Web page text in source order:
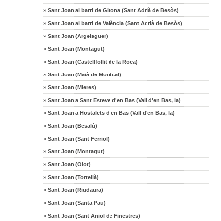
» Sant Joan al barri de Girona (Sant Adrià de Besòs)
» Sant Joan al barri de València (Sant Adrià de Besòs)
» Sant Joan (Argelaguer)
» Sant Joan (Montagut)
» Sant Joan (Castellfollit de la Roca)
» Sant Joan (Maià de Montcal)
» Sant Joan (Mieres)
» Sant Joan a Sant Esteve d'en Bas (Vall d'en Bas, la)
» Sant Joan a Hostalets d'en Bas (Vall d'en Bas, la)
» Sant Joan (Besalú)
» Sant Joan (Sant Ferriol)
» Sant Joan (Montagut)
» Sant Joan (Olot)
» Sant Joan (Tortellà)
» Sant Joan (Riudaura)
» Sant Joan (Santa Pau)
» Sant Joan (Sant Aniol de Finestres)